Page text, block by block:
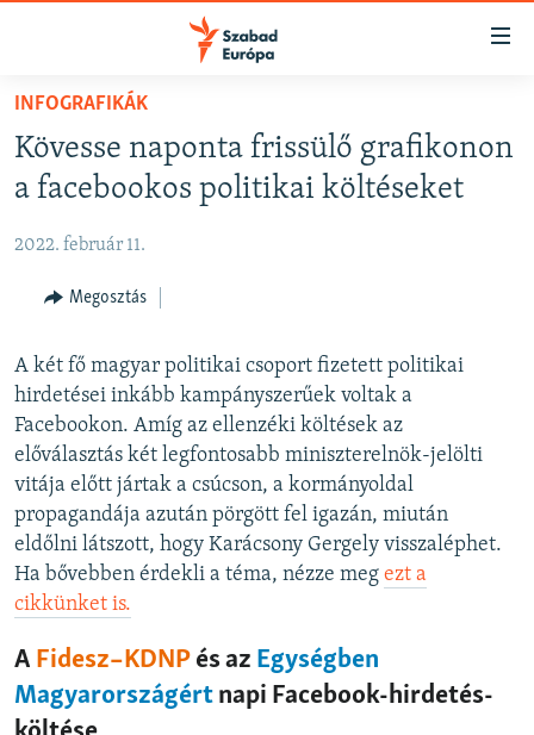
Akadálymentes
Ugrás
fő
oldalra
Ugrás
keresésre
AKTUÁLIS
VIDEÓK
ELEMZŐ
SZABADON
TÁRSADALOM
DEMOKRÁCIA
A PÉNZ NYOMÁBAN
EURÓPAI UNIÓ
VILÁG
KLÍMAVÁLTOZÁS
A MÚLT TANULSÁGAI
INFOGRAFIKÁK
Kövesse naponta frissülő grafikonon
a facebookos politikai költéseket
2022. február 11.
Megosztás
A két fő magyar politikai csoport fizetett politikai
hirdetései inkább kampányszerűek voltak a
Facebookon. Amíg az ellenzéki költések az
előválasztás két legfontosabb miniszterelnök-jelölti
vitája előtt jártak a csúcson, a kormányoldal
propagandája azután pörgött fel igazán, miután
eldőlni látszott, hogy Karácsony Gergely visszaléphet.
Ha bővebben érdekli a téma, nézze meg ezt a
cikkünket is.